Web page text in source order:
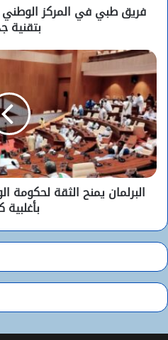
فريق طبي في المركز
بتقنية
البرلمان يمنح الثقة لحكومة
بأغلبية